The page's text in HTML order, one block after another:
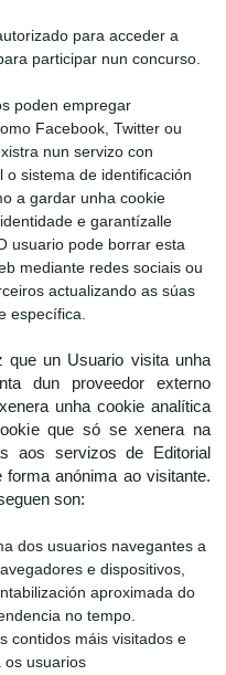
para acceder a
participar nun concurso.
poden empregar
Facebook, Twitter ou
nun servizo con
sistema de identificación
a gardar unha cookie
e garantízalle
usuario pode borrar esta
mediante redes sociais ou
actualizando as súas
específica.
que un Usuario visita unha
dun proveedor externo
unha cookie analítica
que só se xenera na
aos servizos de Editorial
forma anónima ao visitante.
son:
dos usuarios navegantes a
e dispositivos,
aproximada do
no tempo.
contidos máis visitados e
os usuarios